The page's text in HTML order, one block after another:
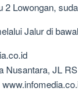
Lowongan,
Jalur di
Nusantara, JL